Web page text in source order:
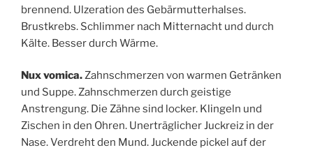
brennend. Ulzeration des Gebärmutterhalses.
Brustkrebs. Schlimmer nach Mitternacht und durch
Kälte. Besser durch Wärme.
Nux vomica.Zahnschmerzen von warmen Getränken
und Suppe. Zahnschmerzen durch geistige
Anstrengung. Die Zähne sind locker. Klingeln und
Zischen in den Ohren. Unerträglicher Juckreiz in der
Nase. Verdreht den Mund. Juckende pickel auf der